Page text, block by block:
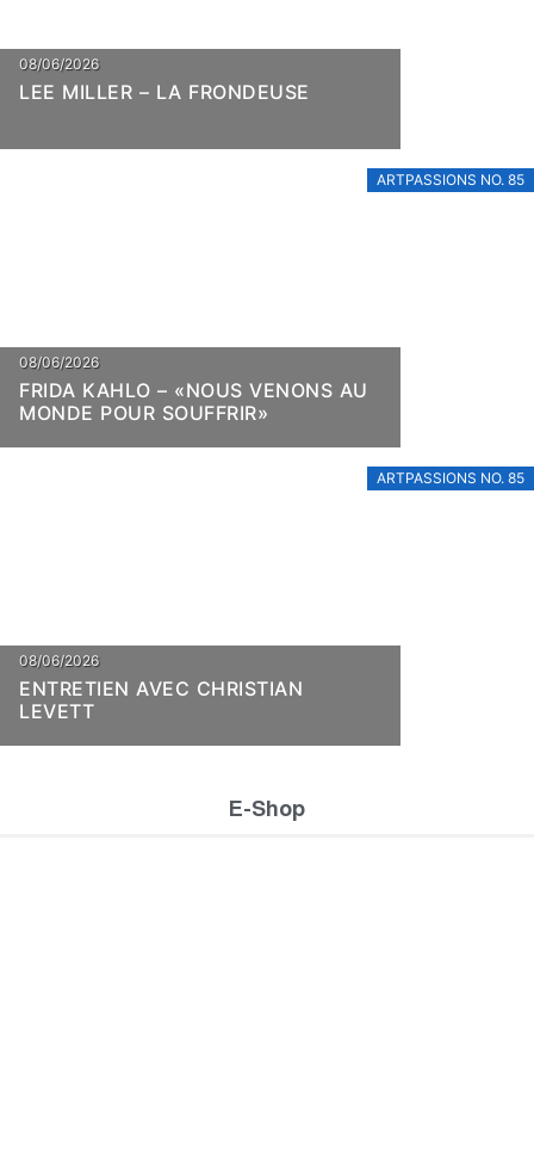
08/06/2026
LEE MILLER – LA FRONDEUSE
ARTPASSIONS NO. 85
08/06/2026
FRIDA KAHLO – «NOUS VENONS AU
MONDE POUR SOUFFRIR»
ARTPASSIONS NO. 85
08/06/2026
ENTRETIEN AVEC CHRISTIAN
LEVETT
E-Shop